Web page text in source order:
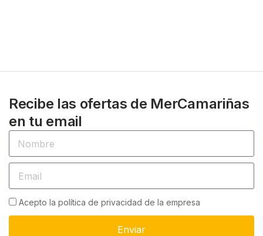
Recibe las ofertas de MerCamariñas
en tu email
Acepto la política de privacidad de la empresa
Enviar